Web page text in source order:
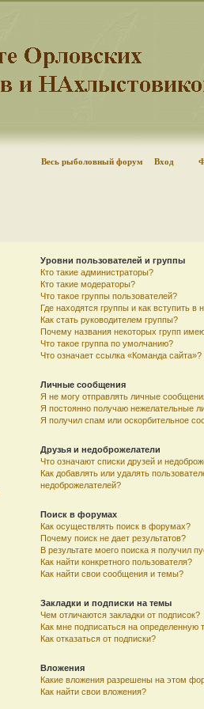
Весь рыболовный форум Вход
Уровни пользователей и группы
Кто такие администраторы?
Кто такие модераторы?
Что такое группы пользователей?
Где находятся группы и как вступить в
Как стать руководителем группы?
Почему названия некоторых групп
Что такое группа по умолчанию?
Что означает ссылка «Команда сайта»?
Личные сообщения
Я не могу отправлять личные
Я постоянно получаю нежелательные
Я получил спам или оскорбительное
Друзья и недоброжелатели
Что означают списки друзей и
Как добавлять или удалять
недоброжелателей?
Поиск в форумах
Как осуществлять поиск в форумах?
Почему поиск не дает результатов?
В результате моего поиска я получил
Как найти конкретного пользователя?
Как найти свои сообщения и темы?
Закладки и подписки на темы
Чем отличаются закладки от подписок?
Как мне подписаться на
Как отказаться от подписки?
Вложения
Какие вложения разрешены на этом
Как найти свои вложения?